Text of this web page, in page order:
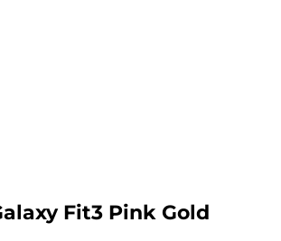
Fit3 Pink Gold